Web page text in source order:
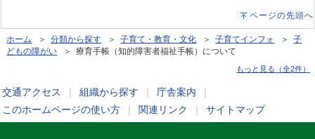
ページの先頭へ
ホーム ＞分類から探す ＞子育て・教育・文化 ＞子育てインフォ ＞子
どもの障がい ＞ 療育手帳（知的障害者福祉手帳）について
もっと見る（全2件）
交通アクセス 組織から探す 庁舎案内
このホームページの使い方
関連リンク サイトマップ